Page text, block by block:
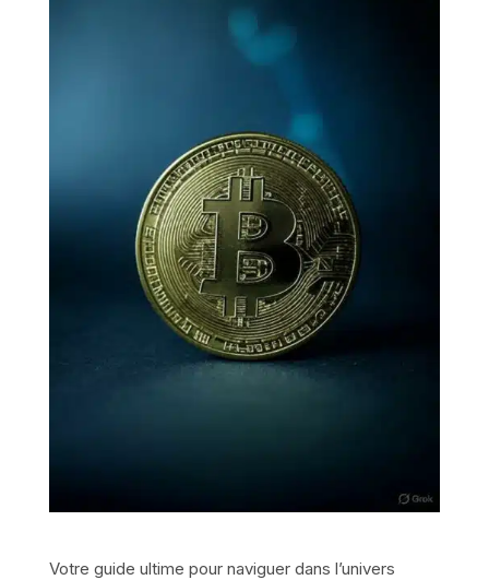
Votre guide ultime pour naviguer dans l’univers